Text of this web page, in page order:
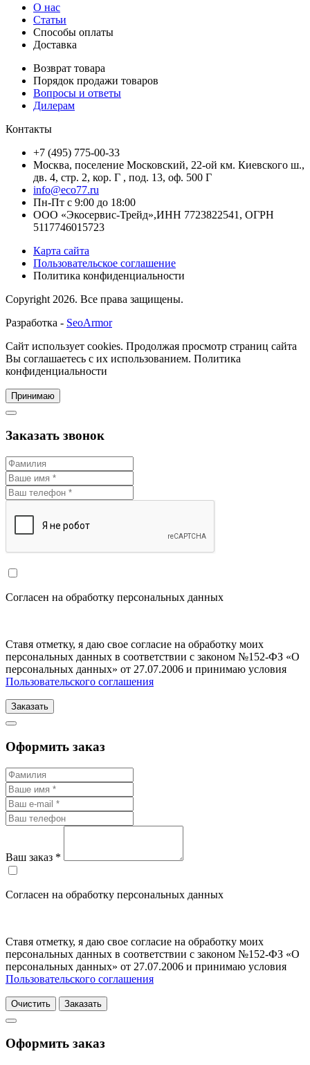
О нас
Статьи
Способы оплаты
Доставка
Возврат товара
Порядок продажи товаров
Вопросы и ответы
Дилерам
Контакты
+7 (495) 775-00-33
Москва, поселение Московский, 22-ой км. Киевского ш.,
дв. 4, стр. 2, кор. Г , под. 13, оф. 500 Г
info@eco77.ru
Пн-Пт с 9:00 до 18:00
ООО «Экосервис-Трейд»,ИНН 7723822541, ОГРН
5117746015723
Карта сайта
Пользовательское соглашение
Политика конфиденциальности
Copyright 2026. Все права защищены.
Разработка - SeoArmor
Сайт использует cookies. Продолжая просмотр страниц сайта
Вы соглашаетесь с их использованием. Политика
конфиденциальности
Принимаю
Заказать звонок
Согласен на обработку персональных данных
Ставя отметку, я даю свое согласие на обработку моих
персональных данных в соответствии с законом №152-ФЗ «О
персональных данных» от 27.07.2006 и принимаю условия
Пользовательского соглашения
Заказать
Оформить заказ
Ваш заказ *
Согласен на обработку персональных данных
Ставя отметку, я даю свое согласие на обработку моих
персональных данных в соответствии с законом №152-ФЗ «О
персональных данных» от 27.07.2006 и принимаю условия
Пользовательского соглашения
Очистить Заказать
Оформить заказ